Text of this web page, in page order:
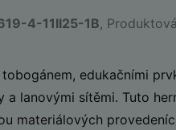
4-11II25-1B,
edukačními
a lanovými sítěmi. Tuto
materiálových